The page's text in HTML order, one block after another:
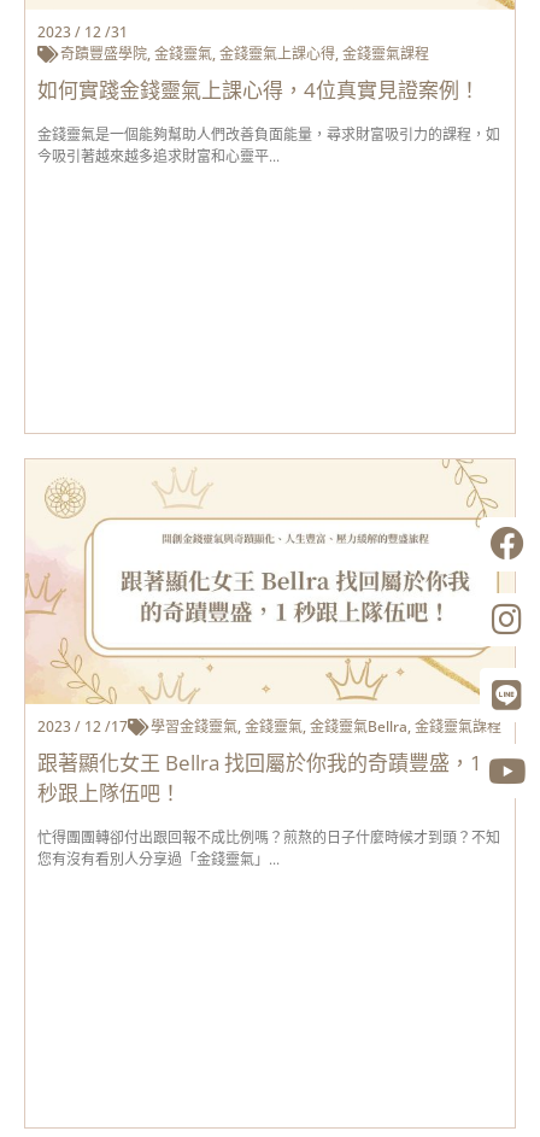
2023 / 12 /31
奇蹟豐盛學院,金錢靈氣,金錢靈氣上課心得,金錢靈氣課程
如何實踐金錢靈氣上課心得，4位真實見證案例！
金錢靈氣是一個能夠幫助人們改善負面能量，尋求財富吸引力的課程，如
今吸引著越來越多追求財富和心靈平...
2023 / 12 /17 學習金錢靈氣,金錢靈氣,金錢靈氣Bellra,金錢靈氣課程
跟著顯化女王 Bellra 找回屬於你我的奇蹟豐盛，1
秒跟上隊伍吧！
忙得團團轉卻付出跟回報不成比例嗎？煎熬的日子什麼時候才到頭？不知
您有沒有看別人分享過「金錢靈氣」...